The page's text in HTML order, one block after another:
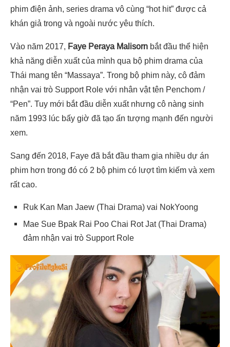
phim điện ảnh, series drama vô cùng “hot hit” được cả
khán giả trong và ngoài nước yêu thích.
Vào năm 2017, Faye Peraya Malisorn bắt đầu thể hiện
khả năng diễn xuất của mình qua bộ phim drama của
Thái mang tên “Massaya”. Trong bộ phim này, cô đảm
nhận vai trò Support Role với nhân vật tên Penchom /
“Pen”. Tuy mới bắt đầu diễn xuất nhưng cô nàng sinh
năm 1993 lúc bấy giờ đã tạo ấn tượng mạnh đến người
xem.
Sang đến 2018, Faye đã bắt đầu tham gia nhiều dự án
phim hơn trong đó có 2 bộ phim có lượt tìm kiếm và xem
rất cao.
Ruk Kan Man Jaew (Thai Drama) vai NokYoong
Mae Sue Bpak Rai Poo Chai Rot Jat (Thai Drama)
đảm nhận vai trò Support Role